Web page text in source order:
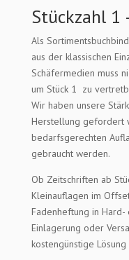
Stückzahl 1
Als
aus der klassischen
Schäfermedien muss
um Stück 1 zu
Wir haben unsere
Herstellung gefordert
bedarfsgerechten
gebraucht werden.
Ob Zeitschriften ab
Kleinauflagen im
Fadenheftung in
Einlagerung oder
kostengünstige